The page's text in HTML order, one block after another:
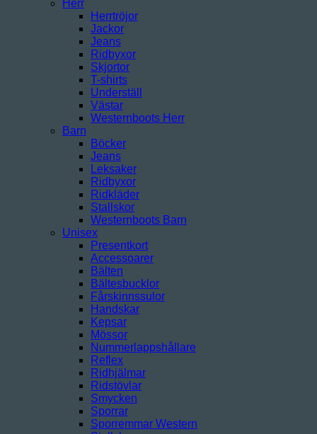
Herr
Herrtröjor
Jackor
Jeans
Ridbyxor
Skjortor
T-shirts
Underställ
Västar
Westernboots Herr
Barn
Böcker
Jeans
Leksaker
Ridbyxor
Ridkläder
Stallskor
Westernboots Barn
Unisex
Presentkort
Accessoarer
Bälten
Bältesbucklor
Fårskinnssulor
Handskar
Kepsar
Mössor
Nummerlappshållare
Reflex
Ridhjälmar
Ridstövlar
Smycken
Sporrar
Sporremmar Western